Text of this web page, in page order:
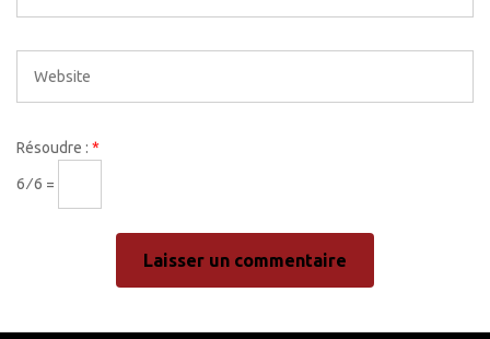
Résoudre : *
6 ⁄ 6 =